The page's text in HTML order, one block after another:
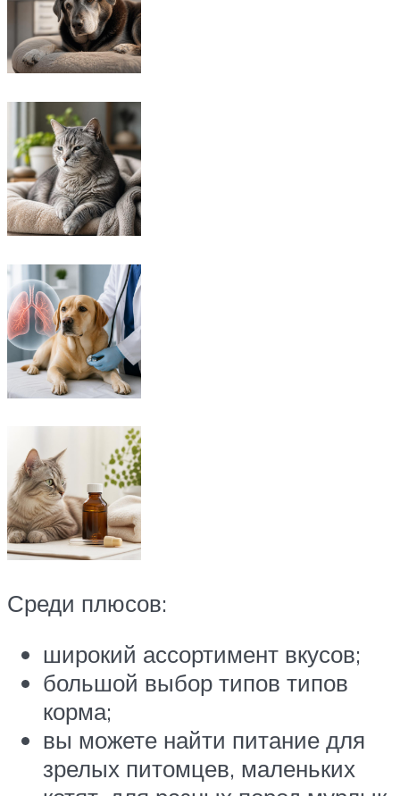
Среди плюсов:
широкий ассортимент вкусов;
большой выбор типов типов
корма;
вы можете найти питание для
зрелых питомцев, маленьких